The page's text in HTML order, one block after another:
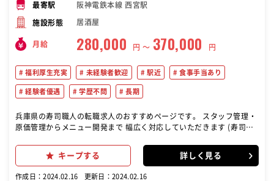
最寄駅 阪神電鉄本線 西宮駅
施設形態 居酒屋
月給 280,000 円 〜 370,000 円
福利厚生充実 未経験者歓迎 駅近 食事手当あり
経験者優遇 学歴不問 長期
兵庫県の寿司職人の転職求人のおすすめページです。 スタッフ管理・
原価管理からメニュー開発まで 幅広く対応していただきます (寿司職
キープする 詳しく見る
作成日：2024.02.16 更新日：2024.02.16